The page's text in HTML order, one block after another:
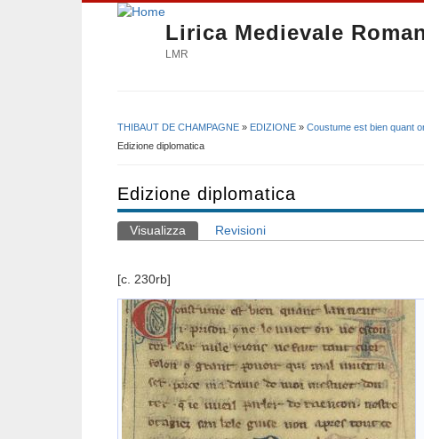
Lirica Medievale
LMR
Tu sei qui
THIBAUT DE CHAMPAGNE » EDIZIONE » Coustume est bien quant
Edizione diplomatica
Edizione diplomatica
Schede primarie
Visualizza (scheda attiva)
Revisioni
[c. 230rb]